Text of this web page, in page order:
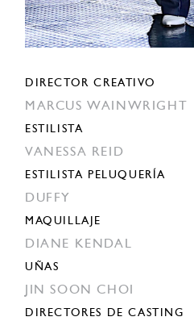
DIRECTOR CREATIVO
MARCUS WAINWRIGHT
ESTILISTA
VANESSA REID
ESTILISTA PELUQUERÍA
DUFFY
MAQUILLAJE
DIANE KENDAL
UÑAS
JIN SOON CHOI
DIRECTORES DE CASTING